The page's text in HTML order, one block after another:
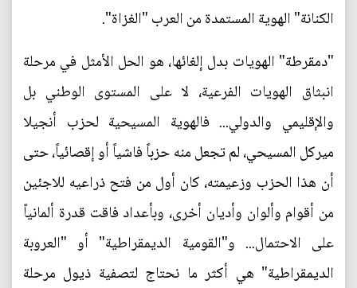
الكنانة" الهوية المستمدة من العرب "الغزاة".
"دمقرطة" الهويات بدل إلغائها، هو الحل الأمثل في مرحلة
انبثاق الهويات الفرعية، لا على المستوى الوطني بل
والإقليمي والدولي... فالهوية المسيحية لحزب أنجيلا
ميركل المسيحي، لم تجعل منه حزباً فاشياً أو إقصائياً، حتى
أن هذا الحزب وزعيمته، كان أول من فتح ذراعيه للاجئين
من أقوام وألوان وأديان أخرى، وبأعداد فاقت قدرة ألمانياً
على الاحتمال... و"القومية الديمقراطية" أو "العروبة
الديمقراطية" هي أكثر ما نحتاج لتصفية ذيول مرحلة